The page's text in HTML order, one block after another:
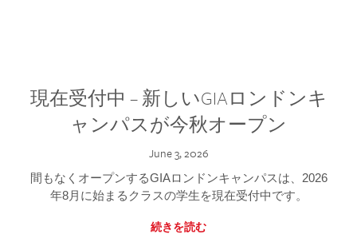
現在受付中 – 新しいGIAロンドンキ
ャンパスが今秋オープン
June 3, 2026
間もなくオープンするGIAロンドンキャンパスは、2026
年8月に始まるクラスの学生を現在受付中です。
続きを読む